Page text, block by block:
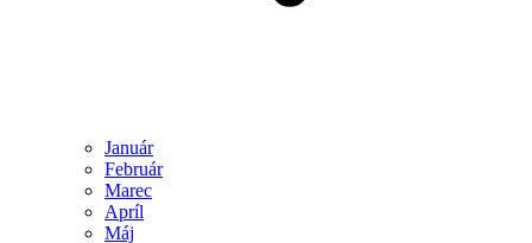
Január
Február
Marec
Apríl
Máj